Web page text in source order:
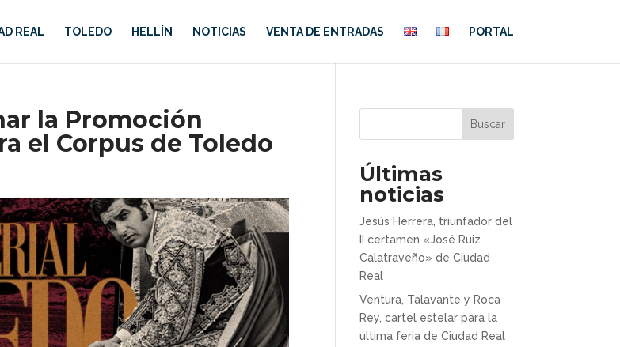
REAL TOLEDO HELLÍN NOTICIAS VENTA DE ENTRADAS PORTAL
la Promoción
el Corpus de Toledo
Buscar
Últimas
noticias
Jesús Herrera, triunfador del
II certamen «José Ruiz
Calatraveño» de Ciudad
Real
Ventura, Talavante y Roca
Rey, cartel estelar para la
última feria de Ciudad Real